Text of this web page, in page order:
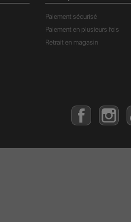
Paiement sécurisé
Paiement en plusieurs fois
Retrait en magasin